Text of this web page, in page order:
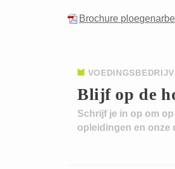
Brochure
Blijf op de
Schrijf je in op om
opleidingen en onze